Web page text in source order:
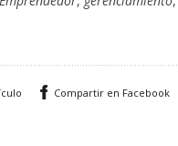
Compartir en Facebook